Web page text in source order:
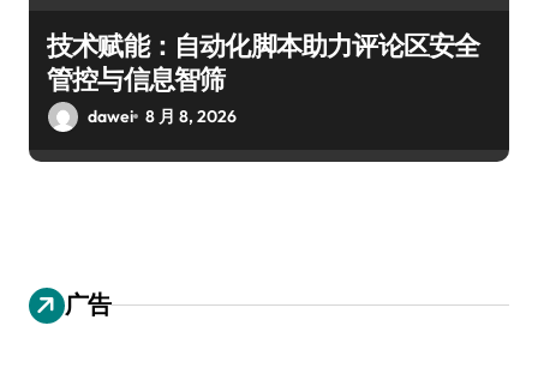
技术赋能：自动化脚本助力评论区安全
管控与信息智筛
dawei 8 月 8, 2026
广告